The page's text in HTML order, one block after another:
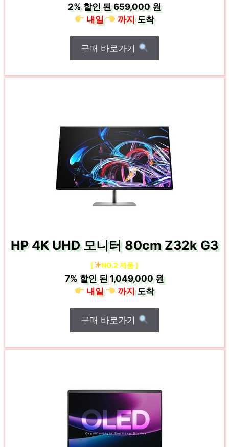
2% 할인 된659,000 원
내일
까지도착
구매 바로가기
HP 4K UHD 모니터 80cm Z32k G3
[ NO.2 제품 ]
7% 할인 된1,049,000 원
내일
까지도착
구매 바로가기